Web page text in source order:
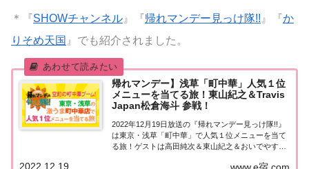
＊『SHOWチャンネル 』『帰れマンデー見っけ隊!! 』『か
りそめ天国 』でも紹介されました。
帰れマンデー】浅草「町中華」人気１位
メニューを当てる旅！東山紀之＆Travis
Japan松倉海斗 参戦！
2022年12月19日放送の『帰れマンデー見っけ隊!!』
は東京・浅草「町中華」で人気１位メニューを当て
る旅！ゲストは高田純次＆東山紀之＆おいでやす小
2022.12.19